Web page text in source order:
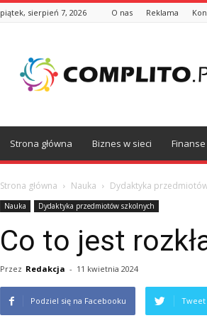
piątek, sierpień 7, 2026 O nas Reklama
Strona główna Biznes w sieci Finanse
Strona główna Nauka Dydaktyka
Nauka Dydaktyka przedmiotów szkolnych
Co to jest
Przez Redakcja - 11 kwietnia 2024
Podziel się na Facebooku Tweet